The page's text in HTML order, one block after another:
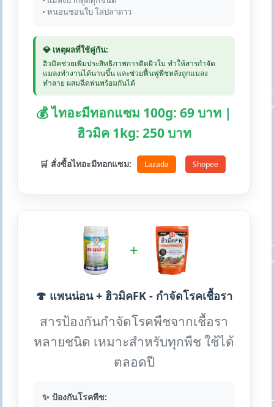
• หนอนชอนใบ โล่ปลาดาว
💎 เหตุผลที่ใช้คู่กัน:
ฮิวมิคช่วยเพิ่มประสิทธิภาพการติดผิวใบ ทำให้สารกำจัด
แมลงทำงานได้นานขึ้น และช่วยฟื้นฟูพืชหลังถูกแมลง
ทำลาย ผสมฉีดพ่นพร้อมกันได้
💰 ไทอะมีทอกแซม 100g: 69 บาท |
ฮิวมิค 1kg: 250 บาท
🛒 สั่งซื้อไทอะมีทอกแซม: Lazada Shopee
+
🍄 แพนน่อน + ฮิวมิคFK - กำจัดโรคเชื้อรา
สารป้องกันกำจัดโรคพืชจากเชื้อรา
หลายชนิด เหมาะสำหรับทุกพืช ใช้ได้
ตลอดปี
✨ ป้องกันโรคพืช: